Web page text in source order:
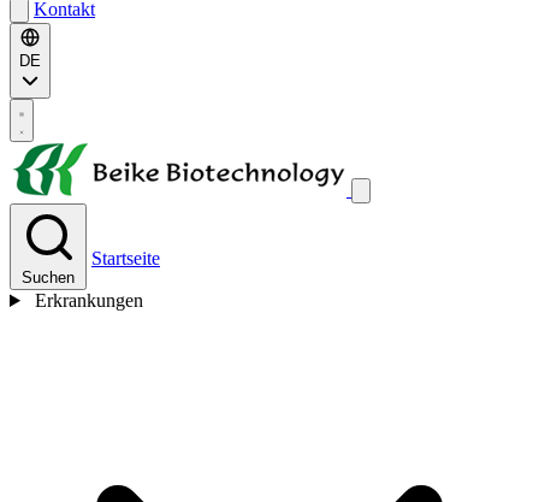
Kontakt
DE
Suchen
Startseite
Erkrankungen